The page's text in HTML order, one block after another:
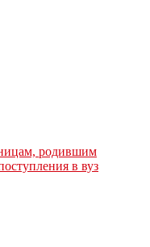
родившим
в вуз